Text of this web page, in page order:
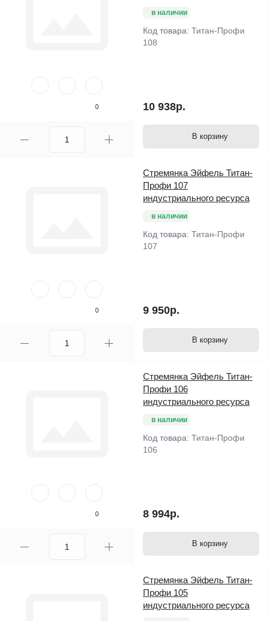
0
в наличии
Код товара: Титан-Профи
108
10 938р.
В корзину
0
Стремянка Эйфель Титан-
Профи 107
индустриального ресурса
в наличии
Код товара: Титан-Профи
107
9 950р.
В корзину
0
Стремянка Эйфель Титан-
Профи 106
индустриального ресурса
в наличии
Код товара: Титан-Профи
106
8 994р.
В корзину
Стремянка Эйфель Титан-
Профи 105
индустриального ресурса